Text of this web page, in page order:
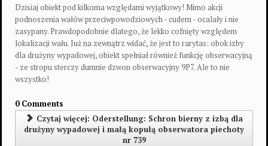
Dzisiaj obiekt pod kilkoma względami wyjątkowy! Mimo akcji
podnoszenia wałów przeciwpowodziowych - cudem - ocalały i nie
zasypany. Prawdopodobnie dlatego, że lekko cofnięty względem
lokalizacji wału. Już na zewnątrz widać, że jest to rarytas: obok izby
dla drużyny wypadowej, obiekt spełniał również funkcję obserwacyjną
- ze stropu sterczy dumnie dzwon obserwacyjny 9P7. Ale to nie
wszystko!
0 Comments
Czytaj więcej: Oderstellung: Schron bierny z izbą dla
drużyny wypadowej i małą kopułą obserwatora piechoty
nr 739